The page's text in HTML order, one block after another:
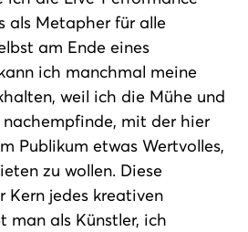
als Metapher für alle
am Ende eines
ich manchmal meine
weil ich die Mühe und
mit der hier
Publikum etwas Wertvolles,
zu wollen. Diese
Kern jedes kreativen
man als Künstler, ich